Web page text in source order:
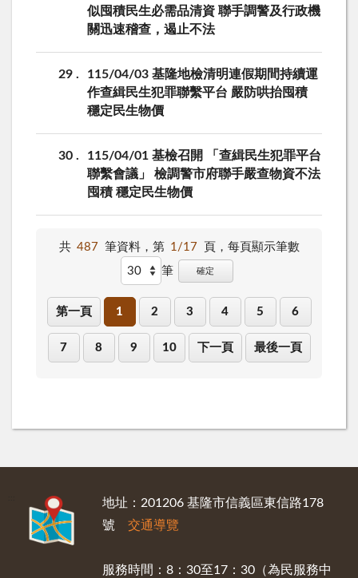
似囤積民生必需品清資 聯手調警及行政機
關迅速稽查，遏止不法
29
115/04/03 基隆地檢清明連假期間持續運
作查緝民生犯罪聯繫平台 嚴防哄抬囤積
穩定民生物價
30
115/04/01 基檢召開 「查緝民生犯罪平台
聯繫會議」 檢調警市府聯手嚴查物資不法
囤積 穩定民生物價
共 487 筆資料，第 1/17 頁， 每頁顯示筆數
筆
確定
第一頁 1 2 3 4 5 6
7 8 9 10 下一頁 最後一頁
地址：201206 基隆市信義區東信路178
號 交通導覽
服務時間：8：30至17：30（為民服務中